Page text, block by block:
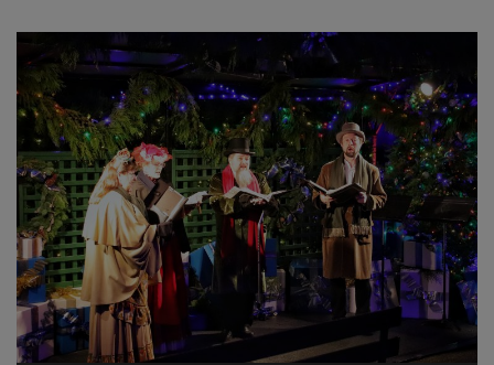
TIC TALK
CÂȘTIGĂ
HOT 30
DANCEFLOOR CHART
RADIO ACADEMY
NEWS